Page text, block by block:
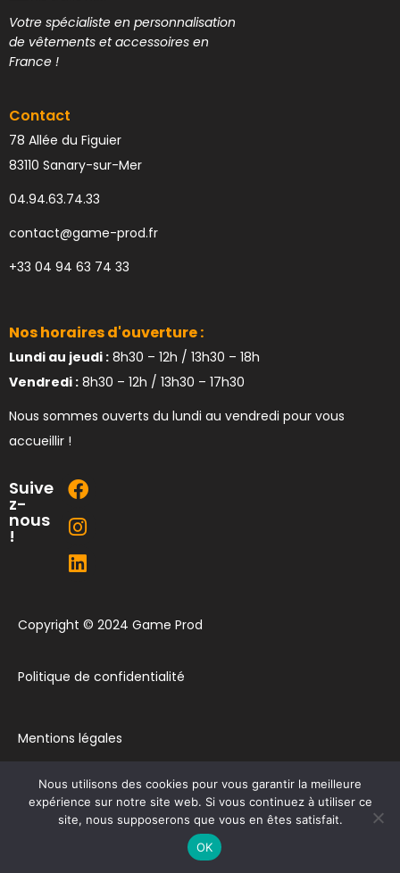
Votre spécialiste en personnalisation
de vêtements et accessoires en
France !
Contact
78 Allée du Figuier
83110 Sanary-sur-Mer
04.94.63.74.33
contact@game-prod.fr
+33 04 94 63 74 33
Nos horaires d'ouverture :
Lundi au jeudi : 8h30 – 12h / 13h30 – 18h
Vendredi : 8h30 – 12h / 13h30 – 17h30
Nous sommes ouverts du lundi au vendredi pour vous
accueillir !
Suive
z-
nous
!
Copyright © 2024 Game Prod
Politique de confidentialité
Mentions légales
Plan du site
Nous utilisons des cookies pour vous garantir la meilleure
expérience sur notre site web. Si vous continuez à utiliser ce
site, nous supposerons que vous en êtes satisfait.
OK